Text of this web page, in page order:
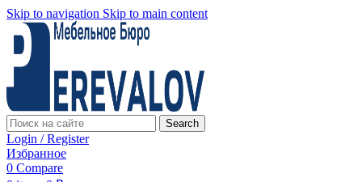
Skip to navigation Skip to main content
Search
Login / Register
Избранное
0 Compare